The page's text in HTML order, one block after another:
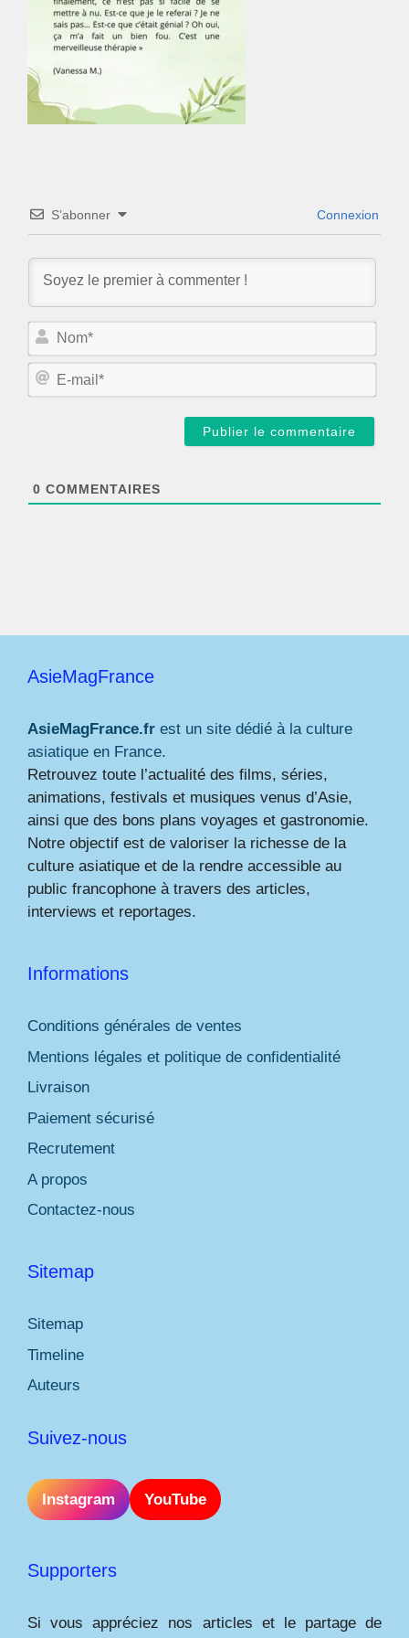
S’abonner Connexion
N
m
E
0 COMMENTAIRES
AsieMagFrance
AsieMagFrance.fr est un site dédié à la culture
asiatique en France.
Retrouvez toute l’actualité des films, séries,
animations, festivals et musiques venus d’Asie,
ainsi que des bons plans voyages et gastronomie.
Notre objectif est de valoriser la richesse de la
culture asiatique et de la rendre accessible au
public francophone à travers des articles,
interviews et reportages.
Informations
Conditions générales de ventes
Mentions légales et politique de confidentialité
Livraison
Paiement sécurisé
Recrutement
A propos
Contactez-nous
Sitemap
Sitemap
Timeline
Auteurs
Suivez-nous
Instagram YouTube
Supporters
Si vous appréciez nos articles et le partage de